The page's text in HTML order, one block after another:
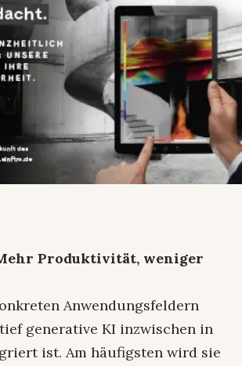
Produktivität, weniger
Anwendungsfeldern
generative KI inzwischen in
ist. Am häufigsten wird sie